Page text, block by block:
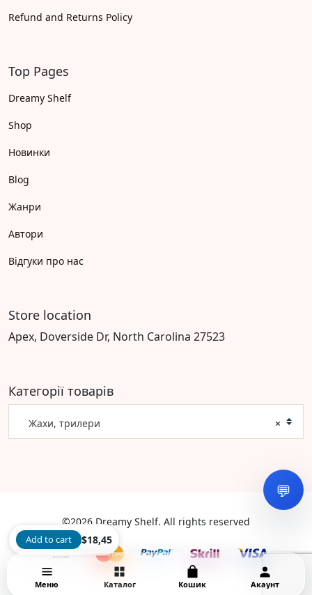
Refund and Returns Policy
Top Pages
Dreamy Shelf
Shop
Новинки
Blog
Жанри
Автори
Відгуки про нас
Store location
Apex, Doverside Dr, North Carolina 27523
Категорії товарів
×
Жахи, трилери
©2026 Dreamy Shelf. All rights reserved
💬
Меню Каталог Кошик Акаунт
Add to cart $18,45